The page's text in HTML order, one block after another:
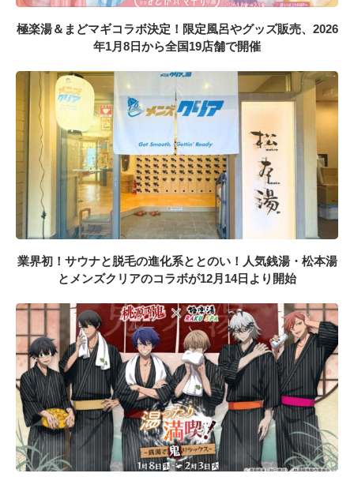
極楽湯＆まどマギコラボ決定！限定風呂やグッズ販売、2026
年1月8日から全国19店舗で開催
業界初！サウナと脱毛の進化系ととのい！人気銭湯・松本湯
とメンズクリアのコラボが12月14日より開始